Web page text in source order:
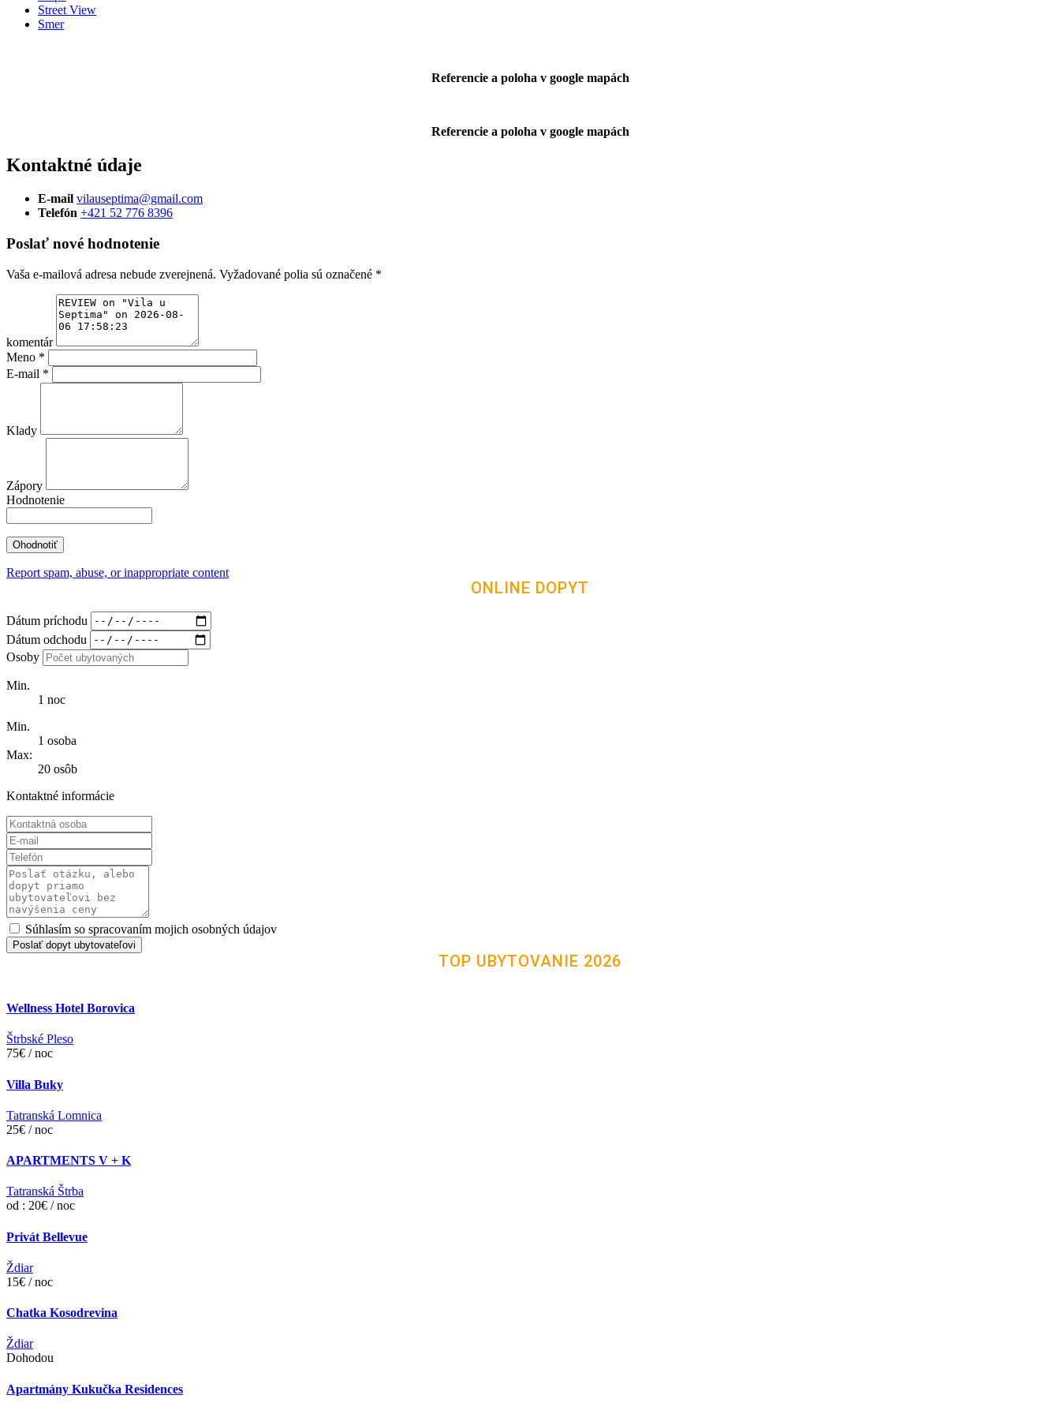
Street View
Smer
Referencie a poloha v google mapách
Referencie a poloha v google mapách
Kontaktné údaje
E-mail vilauseptima@gmail.com
Telefón +421 52 776 8396
Poslať nové hodnotenie
Vaša e-mailová adresa nebude zverejnená. Vyžadované polia sú označené *
komentár
Meno *
E-mail *
Klady
Zápory
Hodnotenie
Report spam, abuse, or inappropriate content
ONLINE DOPYT
Dátum príchodu
Dátum odchodu
Osoby
Min.
1 noc
Min.
1 osoba
Max:
20 osôb
Kontaktné informácie
Súhlasím so spracovaním mojich osobných údajov
Poslať dopyt ubytovateľovi
TOP UBYTOVANIE 2026
Wellness Hotel Borovica
Štrbské Pleso
75€ / noc
Villa Buky
Tatranská Lomnica
25€ / noc
APARTMENTS V + K
Tatranská Štrba
od : 20€ / noc
Privát Bellevue
Ždiar
15€ / noc
Chatka Kosodrevina
Ždiar
Dohodou
Apartmány Kukučka Residences